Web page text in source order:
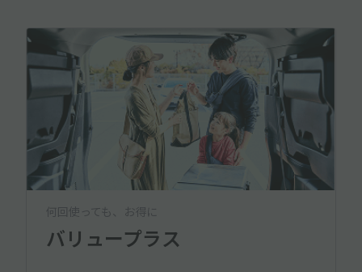
何回使っても、お得に
バリュープラス